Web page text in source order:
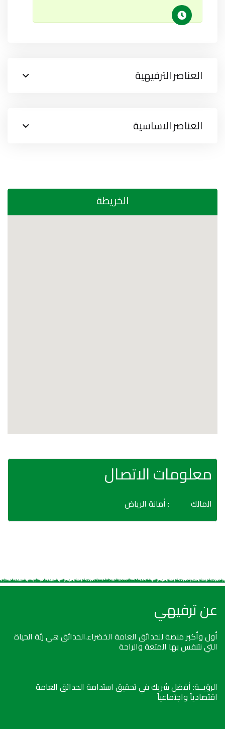
العناصر الترفيهية
العناصر الاساسية
الخريطة
معلومات الاتصال
المالك : أمانة الرياض
عن ترفيهي
أول وأكبر منصة للحدائق العامة الخضراء.الحدائق هي رئة الحياة
التي نتنفس بها المتعة والراحة
الرؤيــة: أفضل شريك في تحقيق استدامة الحدائق العامة
اقتصادياً واجتماعياً